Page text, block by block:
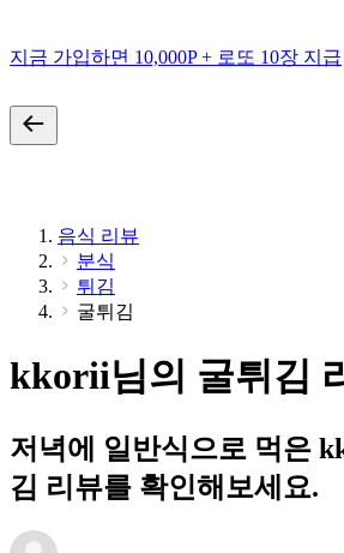
지금 가입하면 10,000P + 로또 10장 지급
음식 리뷰
분식
튀김
굴튀김
kkorii님의 굴튀김
저녁에 일반식으로 먹은
김 리뷰를 확인해보세요.